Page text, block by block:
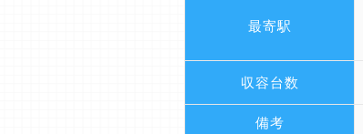
最寄駅
収容台数
備考